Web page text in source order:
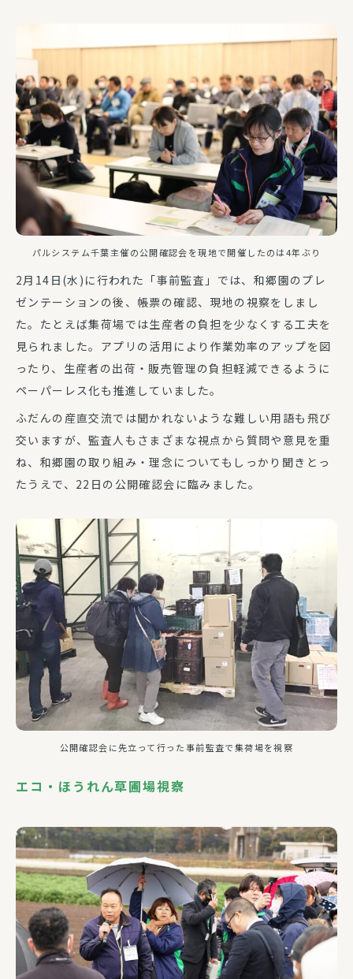
パルシステム千葉主催の公開確認会を現地で開催したのは4年ぶり
2月14日(水)に行われた「事前監査」では、和郷園のプレ
ゼンテーションの後、帳票の確認、現地の視察をしまし
た。たとえば集荷場では生産者の負担を少なくする工夫を
見られました。アプリの活用により作業効率のアップを図
ったり、生産者の出荷・販売管理の負担軽減できるように
ペーパーレス化も推進していました。
ふだんの産直交流では聞かれないような難しい用語も飛び
交いますが、監査人もさまざまな視点から質問や意見を重
ね、和郷園の取り組み・理念についてもしっかり聞きとっ
たうえで、22日の公開確認会に臨みました。
公開確認会に先立って行った事前監査で集荷場を視察
エコ・ほうれん草圃場視察